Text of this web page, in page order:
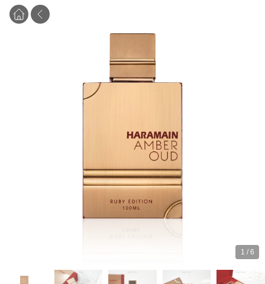
1 / 6